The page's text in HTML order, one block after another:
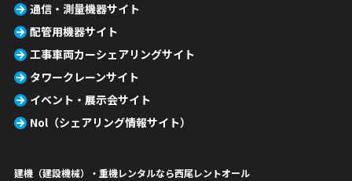
通信・測量機器サイト
配管用機器サイト
工事車両カーシェアリングサイト
タワークレーンサイト
イベント・展示会サイト
Nol（シェアリング情報サイト）
建機（建設機械）・重機レンタルなら西尾レントオール